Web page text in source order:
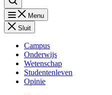
Menu
Sluit
Campus
Onderwijs
Wetenschap
Studentenleven
Opinie